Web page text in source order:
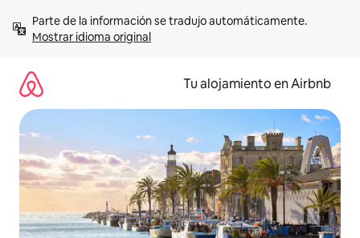
contenidoMostrar idioma original
Tu alojamiento en Airbnb